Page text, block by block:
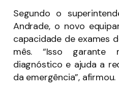
Segundo o
Andrade, o novo
capacidade de exames
mês. “Isso garante
diagnóstico e ajuda a
da emergência”, afirmou.